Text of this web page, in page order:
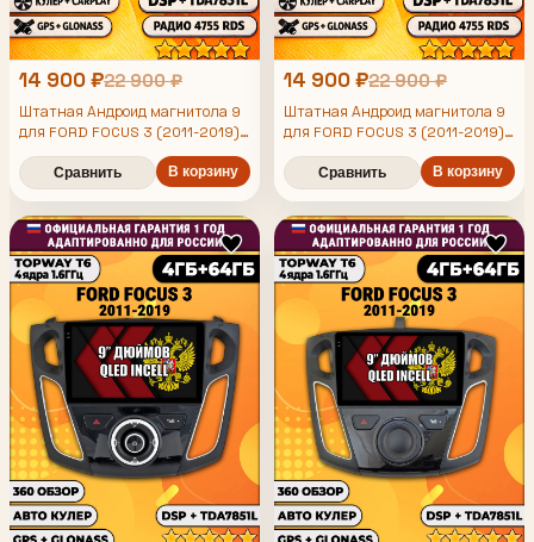
14 900 ₽22 900 ₽
Штатная Андроид магнитола 9
для FORD FOCUS 3 (2011-2019),
4/64гб, DSP, беспроводной
CarPlay и Android Auto, GPS и
ГЛОНАСС
Сравнить В корзину
14 900 ₽22 900 ₽
Штатная Андроид магнитола 9
для FORD FOCUS 3 (2011-2019),
4/64гб, DSP, беспроводной
CarPlay и Android Auto, GPS и
ГЛОНАСС
Сравнить В корзину